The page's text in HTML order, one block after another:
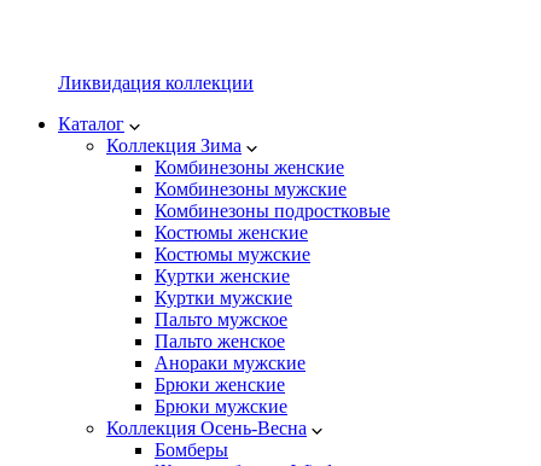
Ликвидация коллекции
Каталог
Коллекция Зима
Комбинезоны женские
Комбинезоны мужские
Комбинезоны подростковые
Костюмы женские
Костюмы мужские
Куртки женские
Куртки мужские
Пальто мужское
Пальто женское
Анораки мужские
Брюки женские
Брюки мужские
Коллекция Осень-Весна
Бомберы